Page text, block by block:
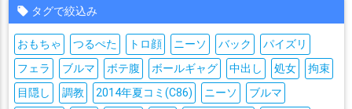
タグで絞込み
おもちゃ つるぺた トロ顔 ニーソ バック
パイズリ
フェラ
ブルマ ボテ腹 ボールギャグ 中出し 処女
拘束
目隠し
調教 2014年夏コミ(C86) ニーソ
ブルマ